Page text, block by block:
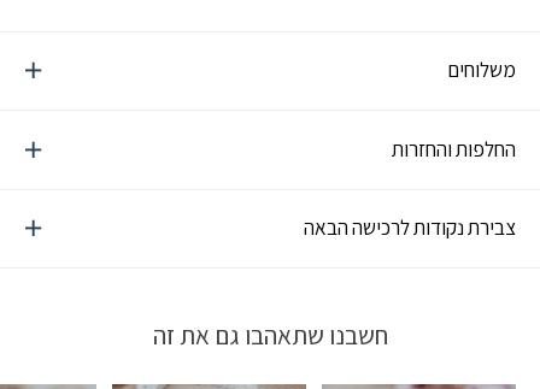
משלוחים
החלפות והחזרות
צבירת נקודות לרכישה הבאה
חשבנו שתאהבו גם את זה